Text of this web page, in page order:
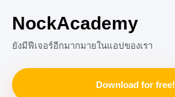
NockAcademy
ยังมีฟีเจอร์อีกมากมายในแอปของเรา
Download for free!